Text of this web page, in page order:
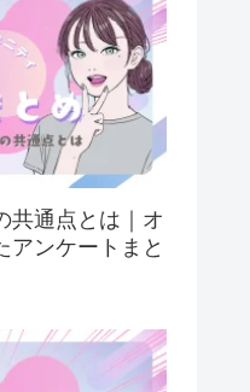
共通点とは｜オ
アンケートまと